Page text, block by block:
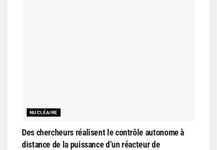
NUCLÉAIRE
Des chercheurs réalisent le contrôle autonome à
distance de la puissance d’un réacteur de